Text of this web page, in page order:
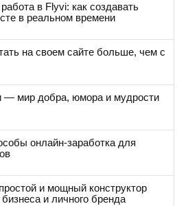
в Flyvi: как создавать
в реальном времени
на своем сайте больше, чем с
— мир добра, юмора и мудрости
онлайн-заработка для
и мощный конструктор
и личного бренда